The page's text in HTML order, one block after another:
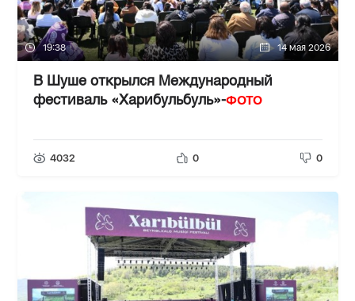
19:38 14 мая 2026
В Шуше открылся Международный
фестиваль «Харибульбуль»-ФОТО
4032 0 0